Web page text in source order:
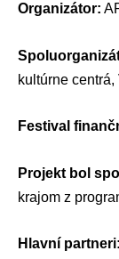
Organizátor:
kultúrne
Festival
Projekt bol
krajom z
Hlavní partneri: